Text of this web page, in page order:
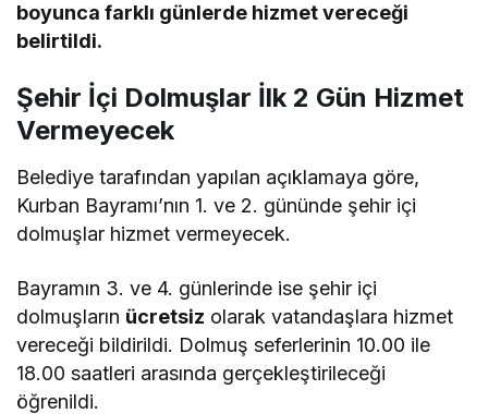
boyunca farklı günlerde hizmet vereceği
belirtildi.
Şehir İçi Dolmuşlar İlk 2 Gün Hizmet
Vermeyecek
Belediye tarafından yapılan açıklamaya göre,
Kurban Bayramı’nın 1. ve 2. gününde şehir içi
dolmuşlar hizmet vermeyecek.
Bayramın 3. ve 4. günlerinde ise şehir içi
dolmuşların ücretsiz olarak vatandaşlara hizmet
vereceği bildirildi. Dolmuş seferlerinin 10.00 ile
18.00 saatleri arasında gerçekleştirileceği
öğrenildi.